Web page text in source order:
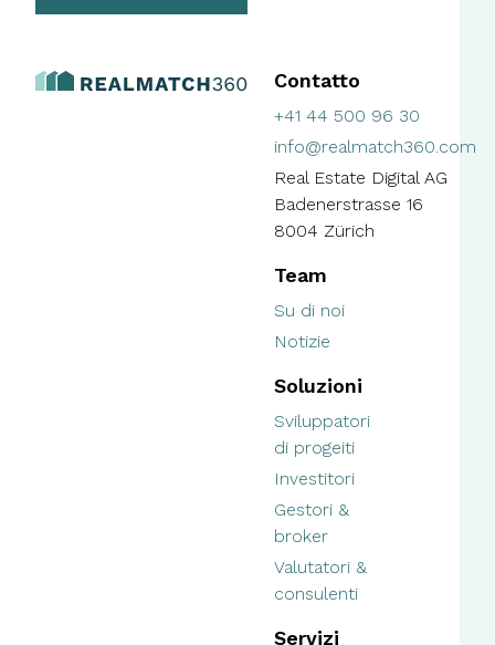
Contatto
+41 44 500 96 30
info@realmatch360.com
Real Estate Digital AG
Badenerstrasse 16
8004 Zürich
Team
Su di noi
Notizie
Soluzioni
Sviluppatori
di progeiti
Investitori
Gestori &
broker
Valutatori &
consulenti
Servizi